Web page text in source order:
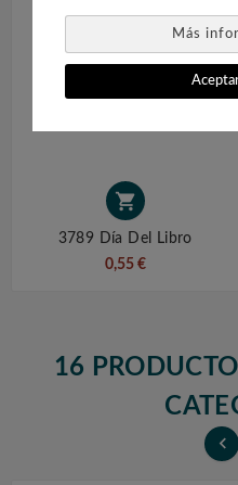
Más

3789 Día Del Libro
0,55 €
16
